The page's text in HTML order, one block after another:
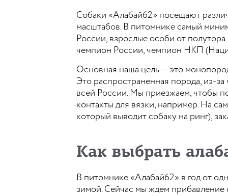
Собаки «Алабай62» посещают
масштабов. В питомнике самый
России, взрослые особи от
чемпион России, чемпион НКП
Основная наша цель — это
Это распространенная порода, из-
всей России. Мы приезжаем, чтобы
контакты для вязки, например. На
который выводит собаку на ринг),
Как выбрать
В питомнике «Алабай62» в год от
зимой. Сейчас мы ждем